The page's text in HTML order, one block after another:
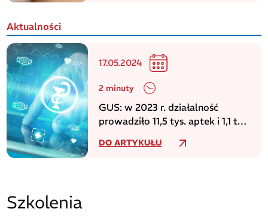
Aktualności
17.05.2024
2 minuty
GUS: w 2023 r. działalność
prowadziło 11,5 tys. aptek i 1,1 tys.
DO ARTYKUŁU
Szkolenia